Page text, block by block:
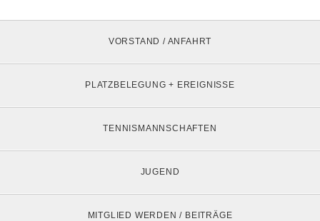
VORSTAND / ANFAHRT
PLATZBELEGUNG + EREIGNISSE
TENNISMANNSCHAFTEN
JUGEND
MITGLIED WERDEN / BEITRÄGE